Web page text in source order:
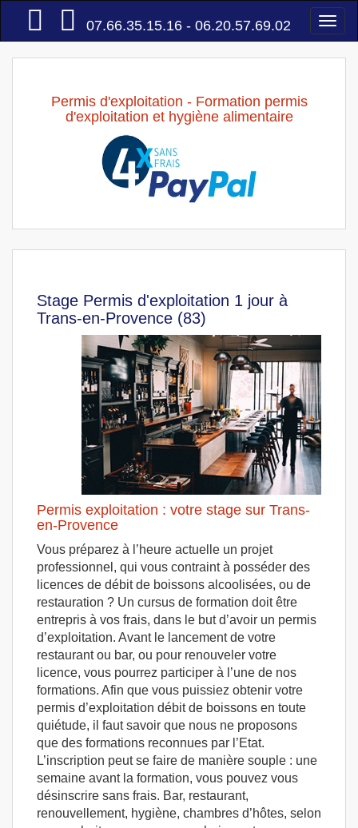
Accueil
07.66.35.15.16 - 06.20.57.69.02
Permis d'exploitation - Formation permis
d'exploitation et hygiène alimentaire
Stage Permis d'exploitation 1 jour à
Trans-en-Provence (83)
Permis exploitation : votre stage sur Trans-
en-Provence
Vous préparez à l’heure actuelle un projet
professionnel, qui vous contraint à posséder des
licences de débit de boissons alcoolisées, ou de
restauration ? Un cursus de formation doit être
entrepris à vos frais, dans le but d’avoir un permis
d’exploitation. Avant le lancement de votre
restaurant ou bar, ou pour renouveler votre
licence, vous pourrez participer à l’une de nos
formations. Afin que vous puissiez obtenir votre
permis d’exploitation débit de boissons en toute
quiétude, il faut savoir que nous ne proposons
que des formations reconnues par l’Etat.
L’inscription peut se faire de manière souple : une
semaine avant la formation, vous pouvez vous
désinscrire sans frais. Bar, restaurant,
renouvellement, hygiène, chambres d’hôtes, selon